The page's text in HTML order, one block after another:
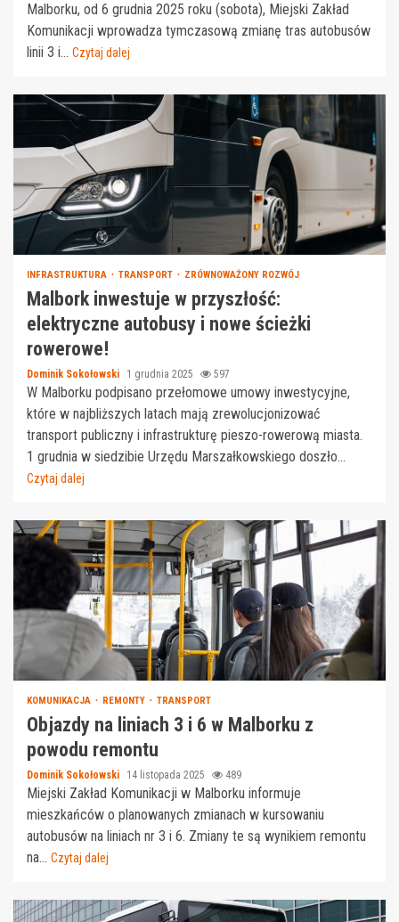
Malborku, od 6 grudnia 2025 roku (sobota), Miejski Zakład
Komunikacji wprowadza tymczasową zmianę tras autobusów
linii 3 i... Czytaj dalej
INFRASTRUKTURA TRANSPORT ZRÓWNOWAŻONY ROZWÓJ
Malbork inwestuje w przyszłość:
elektryczne autobusy i nowe ścieżki
rowerowe!
Dominik Sokołowski 1 grudnia 2025 597
W Malborku podpisano przełomowe umowy inwestycyjne,
które w najbliższych latach mają zrewolucjonizować
transport publiczny i infrastrukturę pieszo-rowerową miasta.
1 grudnia w siedzibie Urzędu Marszałkowskiego doszło...
Czytaj dalej
KOMUNIKACJA REMONTY TRANSPORT
Objazdy na liniach 3 i 6 w Malborku z
powodu remontu
Dominik Sokołowski 14 listopada 2025 489
Miejski Zakład Komunikacji w Malborku informuje
mieszkańców o planowanych zmianach w kursowaniu
autobusów na liniach nr 3 i 6. Zmiany te są wynikiem remontu
na... Czytaj dalej